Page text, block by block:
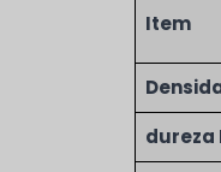
Item
dureza